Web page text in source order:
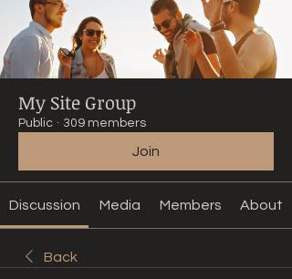
My Site Group
Public · 309 members
Join
Discussion Media Members About
Back